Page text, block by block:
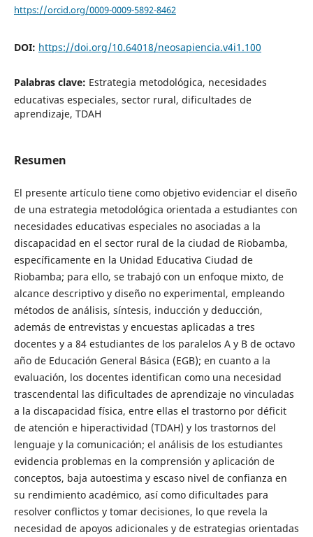
https://orcid.org/0009-0009-5892-8462
DOI: https://doi.org/10.64018/neosapiencia.v4i1.100
Palabras clave: Estrategia metodológica, necesidades
educativas especiales, sector rural, dificultades de
aprendizaje, TDAH
Resumen
El presente artículo tiene como objetivo evidenciar el diseño
de una estrategia metodológica orientada a estudiantes con
necesidades educativas especiales no asociadas a la
discapacidad en el sector rural de la ciudad de Riobamba,
específicamente en la Unidad Educativa Ciudad de
Riobamba; para ello, se trabajó con un enfoque mixto, de
alcance descriptivo y diseño no experimental, empleando
métodos de análisis, síntesis, inducción y deducción,
además de entrevistas y encuestas aplicadas a tres
docentes y a 84 estudiantes de los paralelos A y B de octavo
año de Educación General Básica (EGB); en cuanto a la
evaluación, los docentes identifican como una necesidad
trascendental las dificultades de aprendizaje no vinculadas
a la discapacidad física, entre ellas el trastorno por déficit
de atención e hiperactividad (TDAH) y los trastornos del
lenguaje y la comunicación; el análisis de los estudiantes
evidencia problemas en la comprensión y aplicación de
conceptos, baja autoestima y escaso nivel de confianza en
su rendimiento académico, así como dificultades para
resolver conflictos y tomar decisiones, lo que revela la
necesidad de apoyos adicionales y de estrategias orientadas